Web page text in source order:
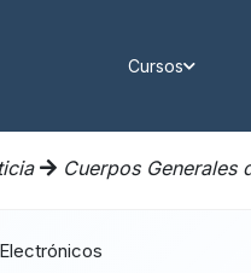
Cursos
Cuerpos Generales